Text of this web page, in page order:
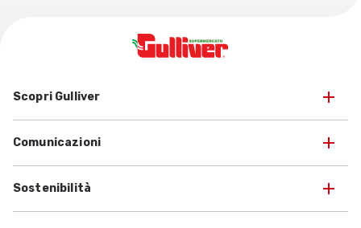
Scopri Gulliver
Comunicazioni
Sostenibilità